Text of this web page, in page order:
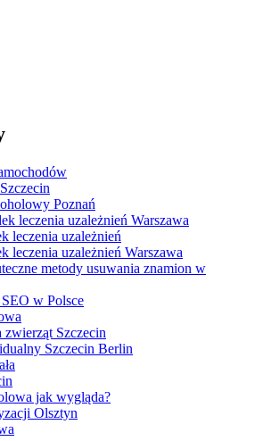
Poznań
leczenia uzależnień Warszawa
leczenia uzależnień
leczenia uzależnień Warszawa
metody usuwania znamion w
w Polsce
Szczecin
Szczecin Berlin
jak wygląda?
Olsztyn